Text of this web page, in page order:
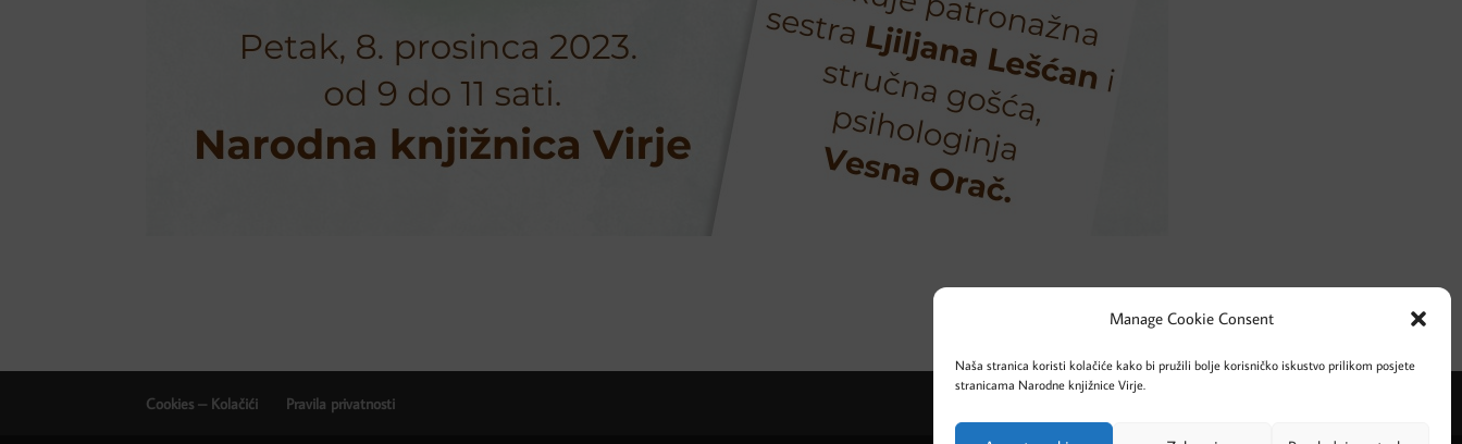
Manage Cookie Consent
Naša stranica koristi kolačiće kako bi pružili bolje korisničko iskustvo prilikom posjete
stranicama Narodne knjižnice Virje.
Cookies – Kolačići Pravila privatnosti